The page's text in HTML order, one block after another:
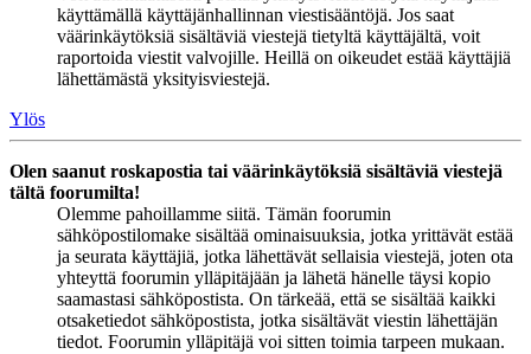
käyttämällä käyttäjänhallinnan viestisääntöjä. Jos saat
väärinkäytöksiä sisältäviä viestejä tietyltä käyttäjältä, voit
raportoida viestit valvojille. Heillä on oikeudet estää käyttäjiä
lähettämästä yksityisviestejä.
Ylös
Olen saanut roskapostia tai väärinkäytöksiä sisältäviä viestejä
tältä foorumilta!
Olemme pahoillamme siitä. Tämän foorumin
sähköpostilomake sisältää ominaisuuksia, jotka yrittävät estää
ja seurata käyttäjiä, jotka lähettävät sellaisia viestejä, joten ota
yhteyttä foorumin ylläpitäjään ja lähetä hänelle täysi kopio
saamastasi sähköpostista. On tärkeää, että se sisältää kaikki
otsaketiedot sähköpostista, jotka sisältävät viestin lähettäjän
tiedot. Foorumin ylläpitäjä voi sitten toimia tarpeen mukaan.